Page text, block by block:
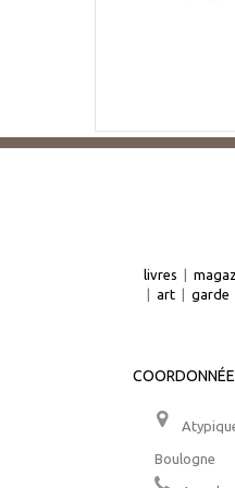
livres |
| art | garde
Boulogne